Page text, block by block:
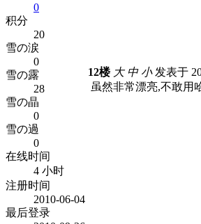
0
积分
20
雪の涙
0
雪の露
28
雪の晶
0
雪の過
0
在线时间
4 小时
注册时间
2010-06-04
最后登录
12楼 大 中 小发表于
虽然非常漂亮,不敢用